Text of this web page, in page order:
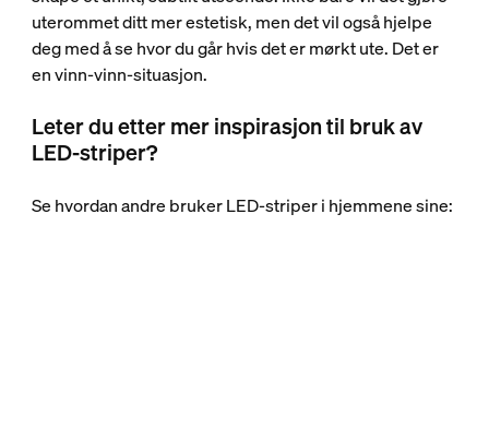
uterommet ditt mer estetisk, men det vil også hjelpe
deg med å se hvor du går hvis det er mørkt ute. Det er
en vinn-vinn-situasjon.
Leter du etter mer inspirasjon til bruk av
LED-striper?
Se hvordan andre bruker LED-striper i hjemmene sine: